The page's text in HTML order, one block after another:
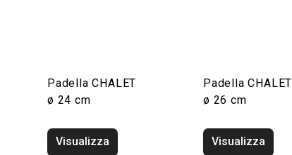
Padella CHALET
ø 24 cm
Visualizza
Padella CHALET
ø 26 cm
Visualizza